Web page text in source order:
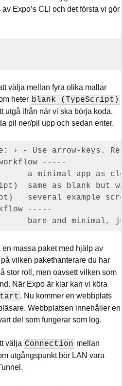
Expo’s CLI och det första vi gör
välja mellan fyra olika mallar
heter blank (TypeScript)
utgå ifrån när vi ska börja koda.
pil ner/pil upp och sedan enter.
› - Use arrow-keys.
-----
a minimal app as
same as blank but
several example
-----
massa paket med hjälp av
vilken pakethanterare du har
stor roll, men oavsett vilken som
När Expo är klar kan vi köra
. Nu kommer en webbplats
Webbplatsen innehåller en
del som fungerar som log.
välja Connection mellan
utgångspunkt bör LAN vara